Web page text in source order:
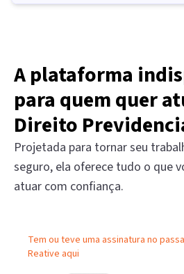
A plataforma
para quem quer
Direito
Projetada para tornar seu
seguro, ela oferece tudo o que
atuar com confiança.
Tem ou teve uma assinatura no
Reative aqui